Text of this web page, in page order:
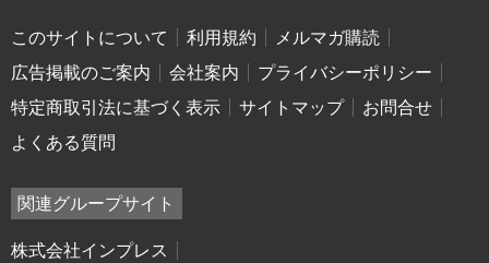
このサイトについて 利用規約
メルマガ購読
広告掲載のご案内
会社案内
プライバシーポリシー
特定商取引法に基づく表示
サイトマップ
お問合せ
よくある質問
関連グループサイト
株式会社インプレス